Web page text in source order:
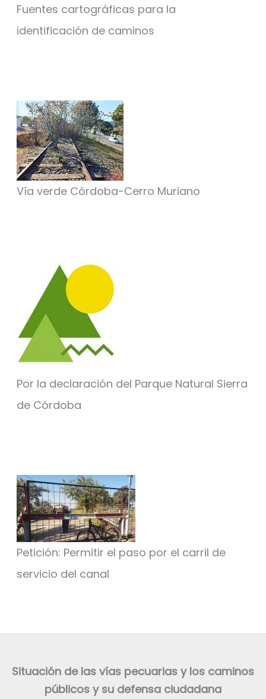
Fuentes cartográficas para la
identificación de caminos
Vía verde Córdoba-Cerro Muriano
Por la declaración del Parque Natural Sierra
de Córdoba
Petición: Permitir el paso por el carril de
servicio del canal
Situación de las vías pecuarias y los caminos
públicos y su defensa ciudadana